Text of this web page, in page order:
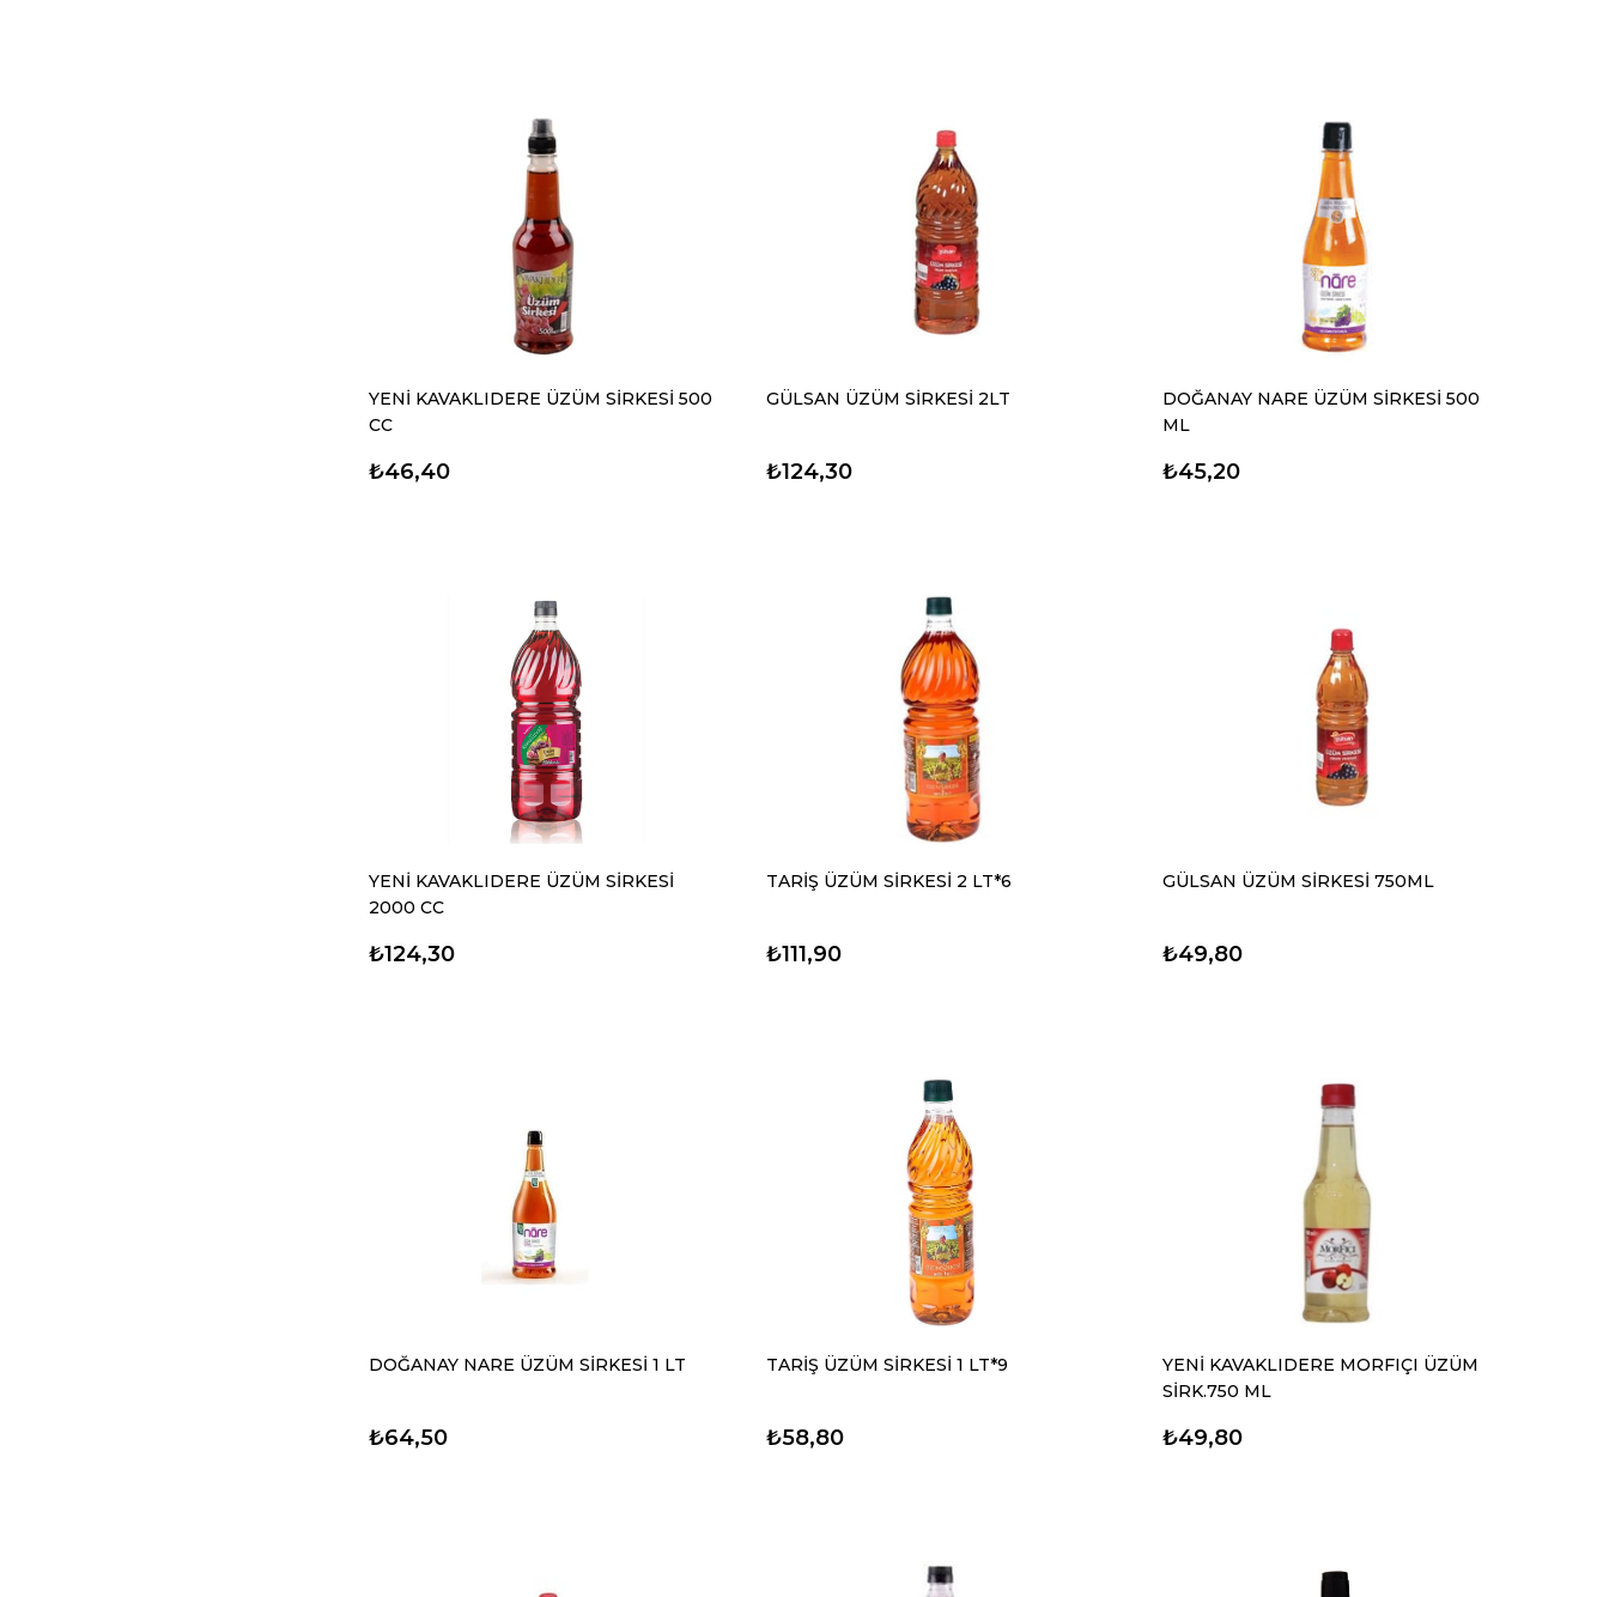
YENİ KAVAKLIDERE ÜZÜM SİRKESİ 500
CC
₺46,40
GÜLSAN ÜZÜM SİRKESİ 2LT
₺124,30
DOĞANAY NARE ÜZÜM SİRKESİ 500
ML
₺45,20
YENİ KAVAKLIDERE ÜZÜM SİRKESİ
2000 CC
₺124,30
TARİŞ ÜZÜM SİRKESİ 2 LT*6
₺111,90
GÜLSAN ÜZÜM SİRKESİ 750ML
₺49,80
DOĞANAY NARE ÜZÜM SİRKESİ 1 LT
₺64,50
TARİŞ ÜZÜM SİRKESİ 1 LT*9
₺58,80
YENİ KAVAKLIDERE MORFIÇI ÜZÜM
SİRK.750 ML
₺49,80